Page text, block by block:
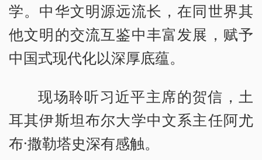
学。中华文明源远流长，在同世界其
他文明的交流互鉴中丰富发展，赋予
中国式现代化以深厚底蕴。
现场聆听习近平主席的贺信，土
耳其伊斯坦布尔大学中文系主任阿尤
布·撒勒塔史深有感触。